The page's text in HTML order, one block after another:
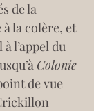
de la
à la colère, et
l’appel du
Colonie
de vue